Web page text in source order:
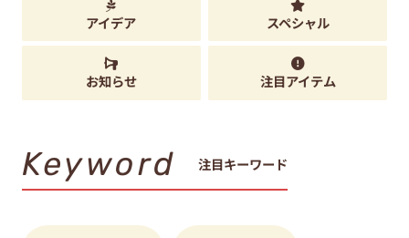
アイデア スペシャル
お知らせ 注目アイテム
Keyword 注目キーワード